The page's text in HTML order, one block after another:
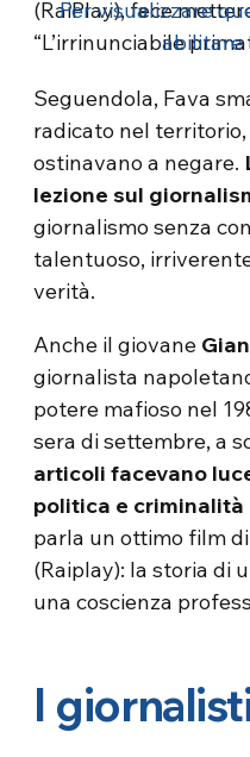
(RaiPlay), fece
“L’irrinunciabile
Per visualizzare
abilitare
Seguendola, Fava
radicato nel
ostinavano a negare.
lezione sul
giornalismo senza
talentuoso,
verità.
Anche il giovane
giornalista
potere mafioso nel
sera di settembre, a
articoli facevano
politica e criminalità
parla un ottimo film
(Raiplay): la storia di
una coscienza
I